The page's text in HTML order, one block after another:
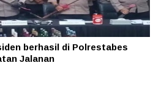
berhasil di Polrestabes
Jalanan